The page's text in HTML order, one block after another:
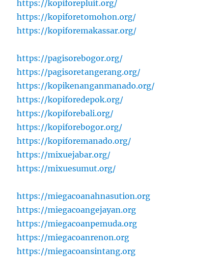
https://kopiforepluit.org/
https://kopiforetomohon.org/
https://kopiforemakassar.org/
https://pagisorebogor.org/
https://pagisoretangerang.org/
https://kopikenanganmanado.org/
https://kopiforedepok.org/
https://kopiforebali.org/
https://kopiforebogor.org/
https://kopiforemanado.org/
https://mixuejabar.org/
https://mixuesumut.org/
https://miegacoanahnasution.org
https://miegacoangejayan.org
https://miegacoanpemuda.org
https://miegacoanrenon.org
https://miegacoansintang.org